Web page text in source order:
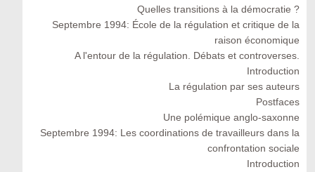
Quelles transitions à la démocratie ?
Septembre 1994: École de la régulation et critique de la
raison économique
A l'entour de la régulation. Débats et controverses.
Introduction
La régulation par ses auteurs
Postfaces
Une polémique anglo-saxonne
Septembre 1994: Les coordinations de travailleurs dans la
confrontation sociale
Introduction